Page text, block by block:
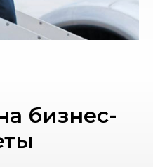
бизнес-